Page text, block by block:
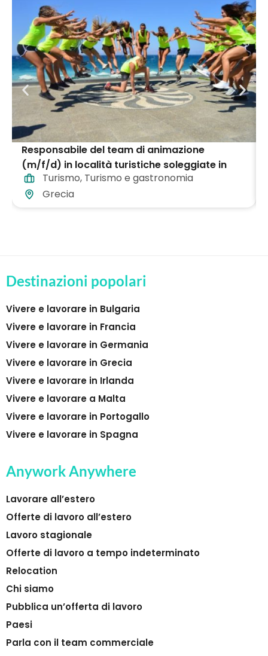
Responsabile del team di animazione
(m/f/d) in località turistiche soleggiate in
tutta la Grecia
Turismo, Turismo e gastronomia
Grecia
Destinazioni popolari
Vivere e lavorare in Bulgaria
Vivere e lavorare in Francia
Vivere e lavorare in Germania
Vivere e lavorare in Grecia
Vivere e lavorare in Irlanda
Vivere e lavorare a Malta
Vivere e lavorare in Portogallo
Vivere e lavorare in Spagna
Anywork Anywhere
Lavorare all’estero
Offerte di lavoro all’estero
Lavoro stagionale
Offerte di lavoro a tempo indeterminato
Relocation
Chi siamo
Pubblica un’offerta di lavoro
Paesi
Parla con il team commerciale